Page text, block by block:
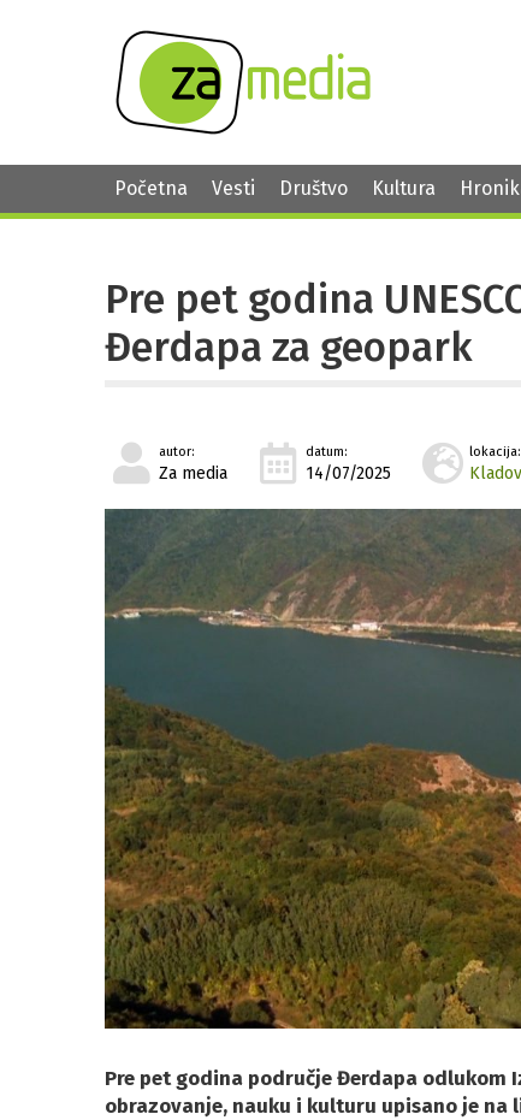
Početna Vesti Društvo Kultura
Pre pet godina
Đerdapa za geopark
autor:
Za media
datum:
14/07/2025
lokacija:
Pre pet godina područje Đerdapa odlukom
obrazovanje, nauku i kulturu upisano je na